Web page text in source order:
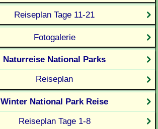
Reiseplan Tage 11-21
Fotogalerie
Naturreise National Parks
Reiseplan
Winter National Park Reise
Reiseplan Tage 1-8